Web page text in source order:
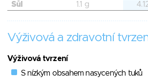
Sůl
1.1 g
Výživová a zdravotní
Výživová tvrzení
S nízkým obsahem nasycených tuků